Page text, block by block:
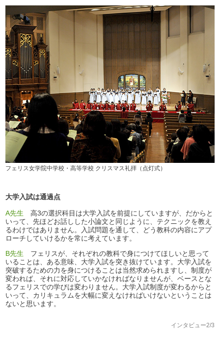
フェリス女学院中学校・高等学校 クリスマス礼拝（点灯式）
大学入試は通過点
A先生 高3の選択科目は大学入試を前提にしていますが、だからと
いって、先ほどお話しした小論文と同じように、テクニックを教え
るわけではありません。入試問題を通して、どう教科の内容にアプ
ローチしていけるかを常に考えています。
B先生 フェリスが、それぞれの教科で身につけてほしいと思って
いることは、ある意味、大学入試を突き抜けています。大学入試を
突破するための力を身につけることは当然求められますし、制度が
変われば、それに対応していかなければなりませんが、ベースとな
るフェリスでの学びは変わりません。大学入試制度が変わるからと
いって、カリキュラムを大幅に変えなければいけないということは
ないと思います。
インタビュー2/3